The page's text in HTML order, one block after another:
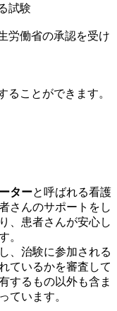
試験
労働省の承認を受け
ることができます。
ターと呼ばれる看護
さんのサポートをし
、患者さんが安心し
。
、治験に参加される
ているかを審査して
するもの以外も含ま
ています。